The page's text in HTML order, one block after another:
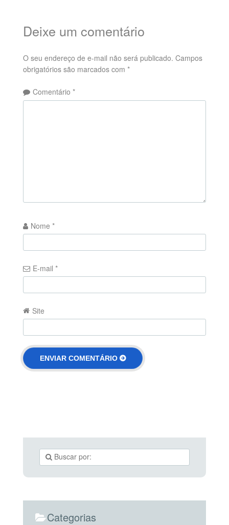
Deixe um comentário
O seu endereço de e-mail não será publicado. Campos
obrigatórios são marcados com *
Comentário *
Nome *
E-mail *
Site
Categorias